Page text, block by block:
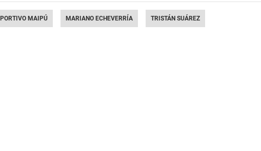
MAIPÚ MARIANO ECHEVERRÍA TRISTÁN SUÁREZ